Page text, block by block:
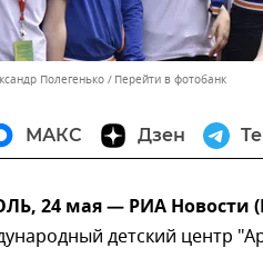
Полегенько Перейти в фотобанк
МАКС Дзен
24 мая — РИА Новости
детский центр